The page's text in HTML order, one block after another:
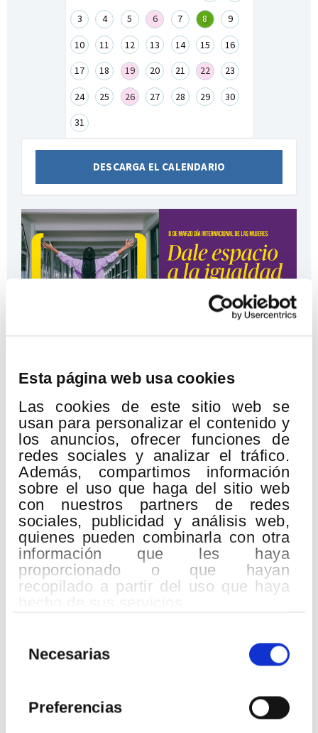
Esta página web usa cookies
Las cookies de este sitio web se
usan para personalizar el contenido y
los anuncios, ofrecer funciones de
redes sociales y analizar el tráfico.
Además, compartimos información
sobre el uso que haga del sitio web
con nuestros partners de redes
sociales, publicidad y análisis web,
quienes pueden combinarla con otra
información que les haya
proporcionado o que hayan
recopilado a partir del uso que haya
deNecesarias
Preferencias
3 4 5 6 7 8 9
10 11 12 13 14 15 16
17 18 19 20 21 22 23
24 25 26 27 28 29 30
31
DESCARGA EL CALENDARIO
Eventos relacionados
19
AGO
2026